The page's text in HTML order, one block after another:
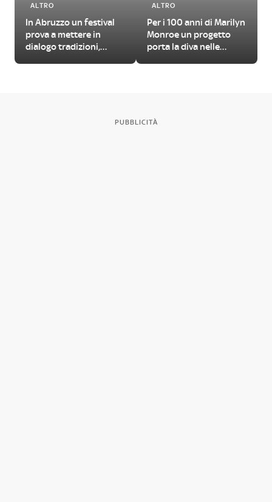
ALTRO
In Abruzzo un festival
prova a mettere in
dialogo tradizioni,
ALTRO
Per i 100 anni di Marilyn
Monroe un progetto
porta la diva nelle
PUBBLICITÀ